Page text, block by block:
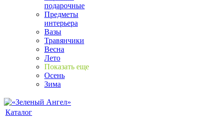
подарочные
Предметы
интерьера
Вазы
Травянчики
Весна
Лето
Показать еще
Осень
Зима
Каталог